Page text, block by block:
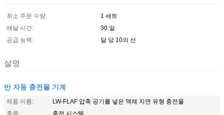
최소 주문 수량:
1 세트
배달 시간:
30 일
공급 능력:
달 당 10의 선
설명
반 자동 충전물 기계
제품 이름:
LW-FLAF 압축 공기를 넣은 액체 지면 유형 충전물
종류:
충전 시스템